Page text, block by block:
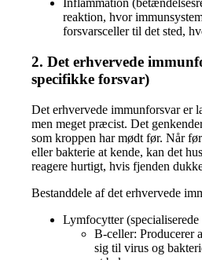
Inflammation
reaktion, hvor
forsvarsceller til det sted,
2. Det erhvervede
specifikke forsvar)
Det erhvervede immunforsvar er
men meget præcist. Det
som kroppen har mødt før. Når
eller bakterie at kende, kan det
reagere hurtigt, hvis fjenden
Bestanddele af det erhvervede
Lymfocytter
B-celler: Producerer
sig til virus og